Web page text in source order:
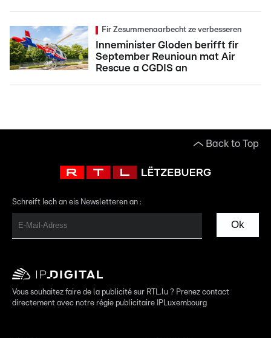
Fir Zesummenaarbecht ze verbesseren
Inneminister Gloden berifft fir
September Reunioun mat Air
Rescue a CGDIS an
Back to Top
Schreift Iech an eis Newsletteren an :
Ok
Vous souhaitez faire de la publicité sur RTL.lu ? Prenez contact
directement avec notre régie publicitaire IPLuxembourg